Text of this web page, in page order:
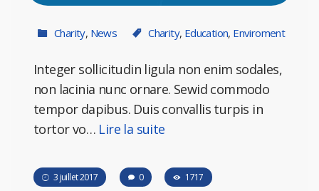
Charity, News Charity, Education, Enviroment
Integer sollicitudin ligula non enim sodales,
non lacinia nunc ornare. Sewid commodo
tempor dapibus. Duis convallis turpis in
tortor vo… Lire la suite
3 juillet 2017 0 1717